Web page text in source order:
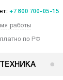
+7 800 700-05-15
работы
по РФ